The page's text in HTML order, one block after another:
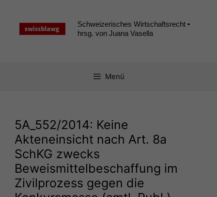
springen
Schweizerisches Wirtschaftsrecht •
hrsg. von Juana Vasella
Menü
5A_552/2014: Keine
Akteneinsicht nach Art. 8a
SchKG zwecks
Beweismittelbeschaffung im
Zivilprozess gegen die